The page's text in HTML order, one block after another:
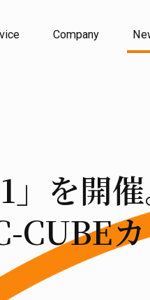
Company
」を開
CUBE